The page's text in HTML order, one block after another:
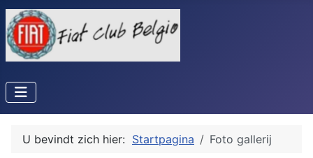
U bevindt zich hier: Startpagina Foto gallerij